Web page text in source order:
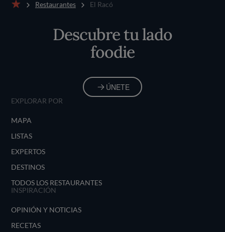
Restaurantes El Racó
Descubre tu lado
foodie
ÚNETE
EXPLORAR POR
MAPA
LISTAS
EXPERTOS
DESTINOS
TODOS LOS RESTAURANTES
INSPIRACIÓN
OPINIÓN Y NOTICIAS
RECETAS